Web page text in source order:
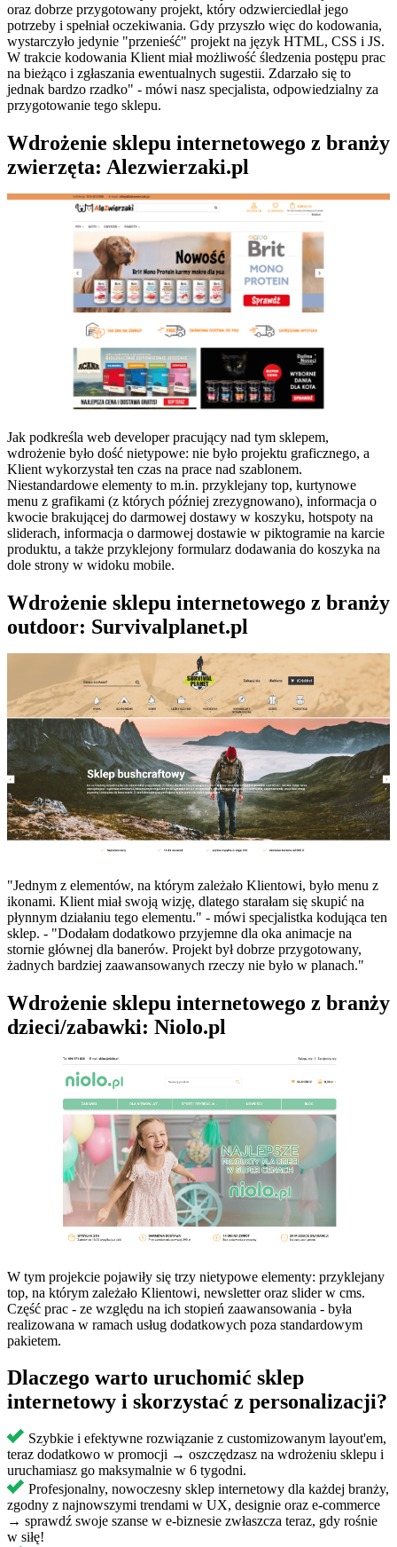
oraz dobrze przygotowany projekt, który odzwierciedlał jego
potrzeby i spełniał oczekiwania. Gdy przyszło więc do kodowania,
wystarczyło jedynie "przenieść" projekt na język HTML, CSS i JS.
W trakcie kodowania Klient miał możliwość śledzenia postępu prac
na bieżąco i zgłaszania ewentualnych sugestii. Zdarzało się to
jednak bardzo rzadko" - mówi nasz specjalista, odpowiedzialny za
przygotowanie tego sklepu.
Wdrożenie sklepu internetowego z branży
zwierzęta: Alezwierzaki.pl
Jak podkreśla web developer pracujący nad tym sklepem,
wdrożenie było dość nietypowe: nie było projektu graficznego, a
Klient wykorzystał ten czas na prace nad szablonem.
Niestandardowe elementy to m.in. przyklejany top, kurtynowe
menu z grafikami (z których później zrezygnowano), informacja o
kwocie brakującej do darmowej dostawy w koszyku, hotspoty na
sliderach, informacja o darmowej dostawie w piktogramie na karcie
produktu, a także przyklejony formularz dodawania do koszyka na
dole strony w widoku mobile.
Wdrożenie sklepu internetowego z branży
outdoor: Survivalplanet.pl
"Jednym z elementów, na którym zależało Klientowi, było menu z
ikonami. Klient miał swoją wizję, dlatego starałam się skupić na
płynnym działaniu tego elementu." - mówi specjalistka kodująca ten
sklep. - "Dodałam dodatkowo przyjemne dla oka animacje na
stornie głównej dla banerów. Projekt był dobrze przygotowany,
żadnych bardziej zaawansowanych rzeczy nie było w planach."
Wdrożenie sklepu internetowego z branży
dzieci/zabawki: Niolo.pl
W tym projekcie pojawiły się trzy nietypowe elementy: przyklejany
top, na którym zależało Klientowi, newsletter oraz slider w cms.
Część prac - ze względu na ich stopień zaawansowania - była
realizowana w ramach usług dodatkowych poza standardowym
pakietem.
Dlaczego warto uruchomić sklep
internetowy i skorzystać z personalizacji?
Szybkie i efektywne rozwiązanie z customizowanym layout'em,
teraz dodatkowo w promocji → oszczędzasz na wdrożeniu sklepu i
uruchamiasz go maksymalnie w 6 tygodni.
Profesjonalny, nowoczesny sklep internetowy dla każdej branży,
zgodny z najnowszymi trendami w UX, designie oraz e-commerce
→ sprawdź swoje szanse w e-biznesie zwłaszcza teraz, gdy rośnie
w siłę!